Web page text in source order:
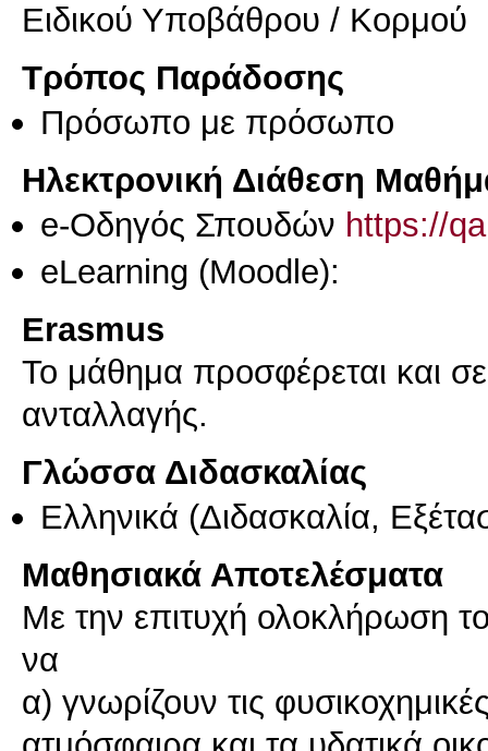
Ειδικού Υποβάθρου / Κορμού
Τρόπος Παράδοσης
Πρόσωπο με πρόσωπο
Ηλεκτρονική Διάθεση
e-Οδηγός Σπουδών https://
eLearning (Moodle):
Erasmus
Το μάθημα προσφέρεται και
ανταλλαγής.
Γλώσσα Διδασκαλίας
Ελληνικά (Διδασκαλία,
Μαθησιακά Αποτελέσματα
Με την επιτυχή ολοκλήρωση
να
α) γνωρίζουν τις